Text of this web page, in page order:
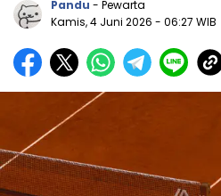
Pandu - Pewarta
Kamis, 4 Juni 2026 - 06:27 WIB